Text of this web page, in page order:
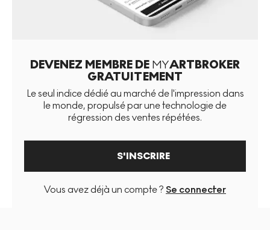
DEVENEZ MEMBRE DE MYARTBROKER
GRATUITEMENT
Le seul indice dédié au marché de l'impression dans
le monde, propulsé par une technologie de
régression des ventes répétées.
S'INSCRIRE
Vous avez déjà un compte ? Se connecter